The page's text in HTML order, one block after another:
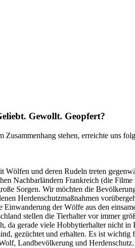
Gewollt. Geopfert?
stehen, erreichte uns
Wölfen und deren Rudeln treten
Nachbarländern Frankreich (die
Sorgen. Wir möchten die
Herdenschutzmaßnahmen
der Wölfe aus den
stellen die Tierhalter vor immer
da gerade viele Hobbytierhalter nicht
gezüchtet und erhalten. Es ist
Landbevölkerung und